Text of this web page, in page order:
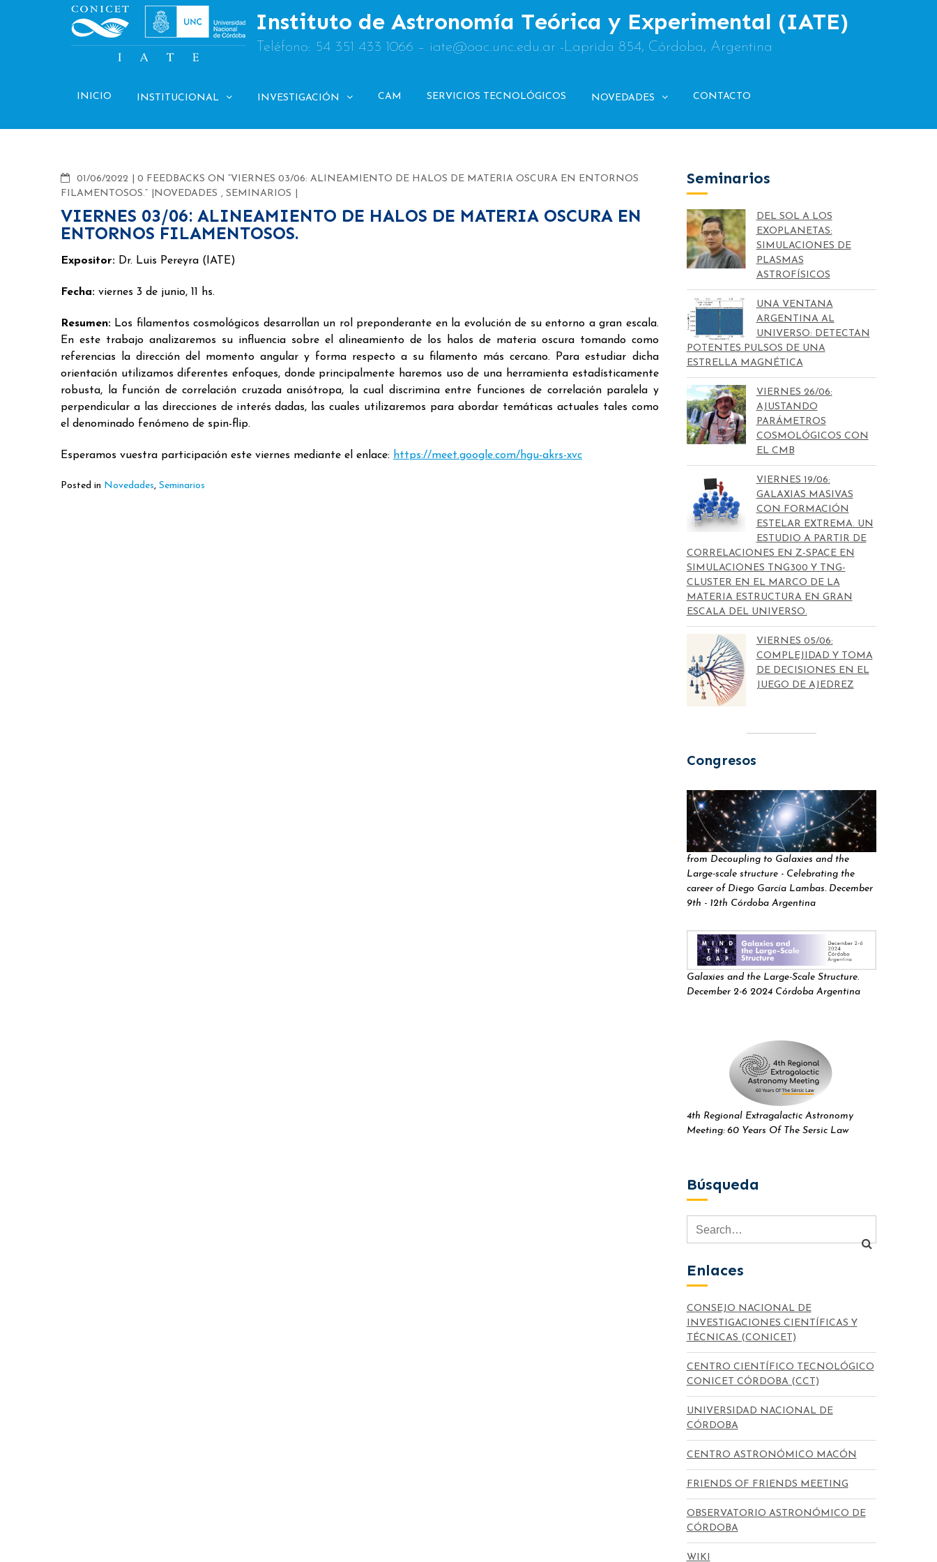
Instituto de Astronomía Teórica y Experimental (IATE)
Teléfono: 54 351 433 1066 – iate@oac.unc.edu.ar -Laprida 854, Córdoba, Argentina
INICIO INSTITUCIONAL INVESTIGACIÓN CAM SERVICIOS TECNOLÓGICOS NOVEDADES CONTACTO
01/06/2022 COMMENTS
0 FEEDBACKS ON “VIERNES 03/06: ALINEAMIENTO DE HALOS DE MATERIA OSCURA EN ENTORNOS
FILAMENTOSOS.”
NOVEDADES , SEMINARIOS
VIERNES 03/06: ALINEAMIENTO DE HALOS DE MATERIA OSCURA EN
ENTORNOS FILAMENTOSOS.
Expositor: Dr. Luis Pereyra (IATE)
Fecha: viernes 3 de junio, 11 hs.
Resumen: Los filamentos cosmológicos desarrollan un rol preponderante en la evolución de su entorno a gran escala.
En este trabajo analizaremos su influencia sobre el alineamiento de los halos de materia oscura tomando como
referencias la dirección del momento angular y forma respecto a su filamento más cercano. Para estudiar dicha
orientación utilizamos diferentes enfoques, donde principalmente haremos uso de una herramienta estadísticamente
robusta, la función de correlación cruzada anisótropa, la cual discrimina entre funciones de correlación paralela y
perpendicular a las direcciones de interés dadas, las cuales utilizaremos para abordar temáticas actuales tales como
el denominado fenómeno de spin-flip.
Esperamos vuestra participación este viernes mediante el enlace: https://meet.google.com/hgu-akrs-xvc
Posted in Novedades, Seminarios
Seminarios
DEL SOL A LOS
EXOPLANETAS:
SIMULACIONES DE
PLASMAS
ASTROFÍSICOS
UNA VENTANA
ARGENTINA AL
UNIVERSO: DETECTAN
POTENTES PULSOS DE UNA
ESTRELLA MAGNÉTICA
VIERNES 26/06:
AJUSTANDO
PARÁMETROS
COSMOLÓGICOS CON
EL CMB
VIERNES 19/06:
GALAXIAS MASIVAS
CON FORMACIÓN
ESTELAR EXTREMA. UN
ESTUDIO A PARTIR DE
CORRELACIONES EN Z-SPACE EN
SIMULACIONES TNG300 Y TNG-
CLUSTER EN EL MARCO DE LA
MATERIA ESTRUCTURA EN GRAN
ESCALA DEL UNIVERSO.
VIERNES 05/06:
COMPLEJIDAD Y TOMA
DE DECISIONES EN EL
JUEGO DE AJEDREZ
Congresos
from Decoupling to Galaxies and the
Large-scale structure - Celebrating the
career of Diego García Lambas. December
9th - 12th Córdoba Argentina
Galaxies and the Large-Scale Structure.
December 2-6 2024 Córdoba Argentina
4th Regional Extragalactic Astronomy
Meeting: 60 Years Of The Sersic Law
Búsqueda
Enlaces
CONSEJO NACIONAL DE
INVESTIGACIONES CIENTÍFICAS Y
TÉCNICAS (CONICET)
CENTRO CIENTÍFICO TECNOLÓGICO
CONICET CÓRDOBA (CCT)
UNIVERSIDAD NACIONAL DE
CÓRDOBA
CENTRO ASTRONÓMICO MACÓN
FRIENDS OF FRIENDS MEETING
OBSERVATORIO ASTRONÓMICO DE
CÓRDOBA
WIKI